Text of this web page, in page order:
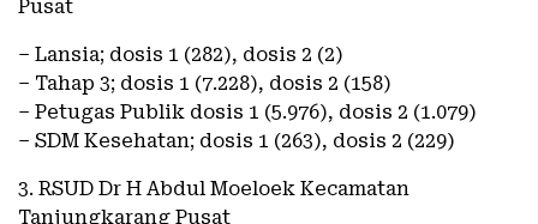
Pusat
– Lansia; dosis 1 (282), dosis 2 (2)
– Tahap 3; dosis 1 (7.228), dosis 2 (158)
– Petugas Publik dosis 1 (5.976), dosis 2 (1.079)
– SDM Kesehatan; dosis 1 (263), dosis 2 (229)
3. RSUD Dr H Abdul Moeloek Kecamatan
Tanjungkarang Pusat